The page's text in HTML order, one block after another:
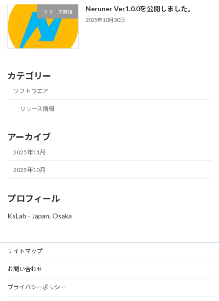
リリース情報 Neruner Ver1.0.0を公開しました。
2025年10月20日
カテゴリー
ソフトウエア
リリース情報
アーカイブ
2025年11月
2025年10月
プロフィール
KsLab - Japan, Osaka
サイトマップ
お問い合わせ
プライバシーポリシー